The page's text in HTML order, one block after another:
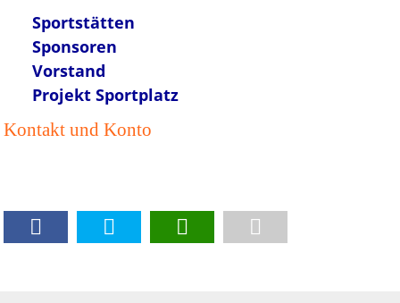
Sportstätten
Sponsoren
Vorstand
Projekt Sportplatz
Kontakt und Konto